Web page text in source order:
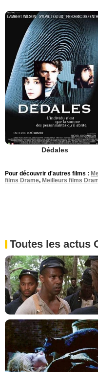
Dédales
Pour découvrir d'autres films :
films Drame, Meilleurs films
Toutes les actus